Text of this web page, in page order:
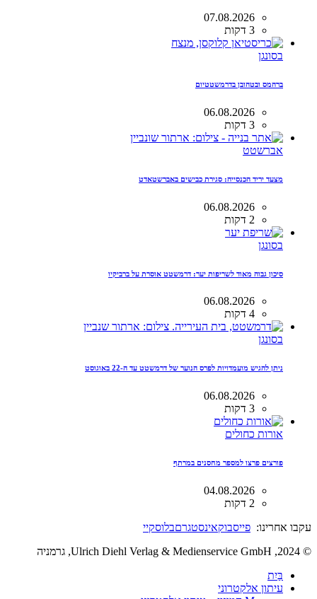
07.08.2026
3 דקות
בסונגן
ברהמס ובטהובן בדרמשטטיום
06.08.2026
3 דקות
אברשטט
מצעד יריד הכנסייה: סגירת כבישים באברשטאדט
06.08.2026
2 דקות
בסונגן
סיכון גבוה מאוד לשריפות יער: דרמשטט אוסרת על ברביקיו
06.08.2026
4 דקות
בסונגן
ניתן להגיש מועמדויות לפרס הנוער של דרמשטט עד ה-22 באוגוסט
06.08.2026
3 דקות
אורות כחולים
פורצים פרצו למספר מחסנים במרתף
04.08.2026
2 דקות
עקבו אחרינו: פייסבוקאינסטגרםבלוסקיי
© 2024, Ulrich Diehl Verlag & Medienservice GmbH, גרמניה
בַּיִת
עיתון אלקטרוני